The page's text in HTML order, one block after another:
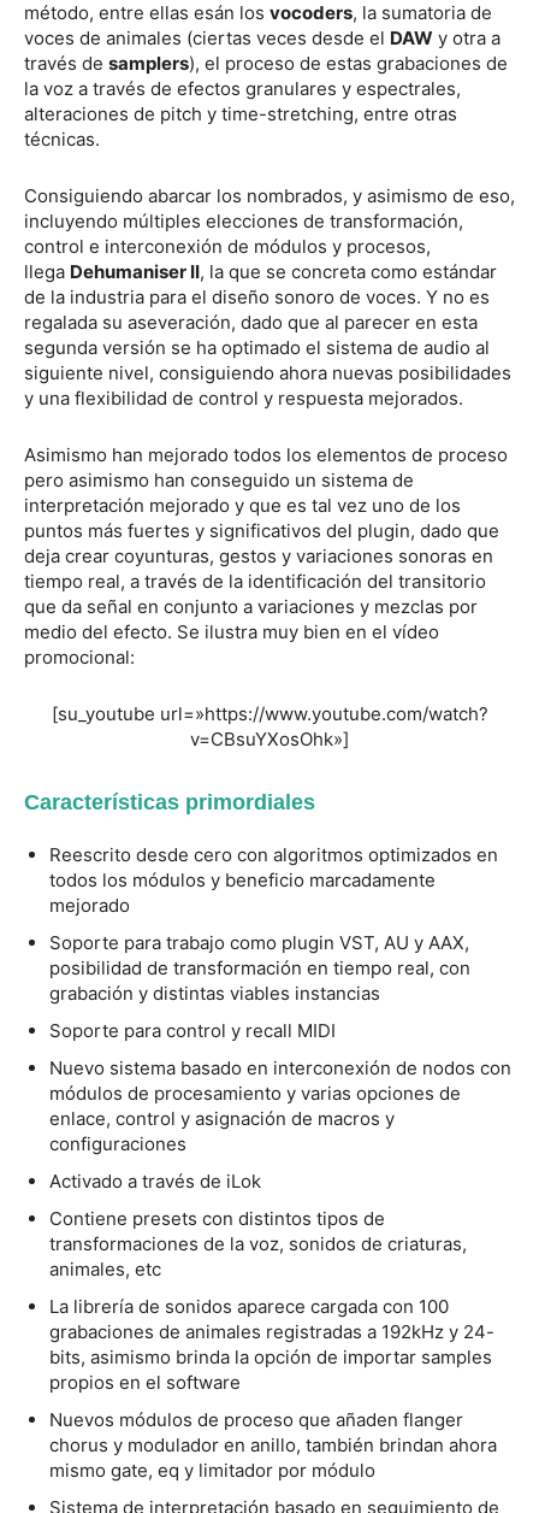
método, entre ellas esán los vocoders, la sumatoria de
voces de animales (ciertas veces desde el DAW y otra a
través de samplers), el proceso de estas grabaciones de
la voz a través de efectos granulares y espectrales,
alteraciones de pitch y time-stretching, entre otras
técnicas.
Consiguiendo abarcar los nombrados, y asimismo de eso,
incluyendo múltiples elecciones de transformación,
control e interconexión de módulos y procesos,
llega Dehumaniser II, la que se concreta como estándar
de la industria para el diseño sonoro de voces. Y no es
regalada su aseveración, dado que al parecer en esta
segunda versión se ha optimado el sistema de audio al
siguiente nivel, consiguiendo ahora nuevas posibilidades
y una flexibilidad de control y respuesta mejorados.
Asimismo han mejorado todos los elementos de proceso
pero asimismo han conseguido un sistema de
interpretación mejorado y que es tal vez uno de los
puntos más fuertes y significativos del plugin, dado que
deja crear coyunturas, gestos y variaciones sonoras en
tiempo real, a través de la identificación del transitorio
que da señal en conjunto a variaciones y mezclas por
medio del efecto. Se ilustra muy bien en el vídeo
promocional:
[su_youtube url=»https://www.youtube.com/watch?
v=CBsuYXosOhk»]
Características primordiales
Reescrito desde cero con algoritmos optimizados en
todos los módulos y beneficio marcadamente
mejorado
Soporte para trabajo como plugin VST, AU y AAX,
posibilidad de transformación en tiempo real, con
grabación y distintas viables instancias
Soporte para control y recall MIDI
Nuevo sistema basado en interconexión de nodos con
módulos de procesamiento y varias opciones de
enlace, control y asignación de macros y
configuraciones
Activado a través de iLok
Contiene presets con distintos tipos de
transformaciones de la voz, sonidos de criaturas,
animales, etc
La librería de sonidos aparece cargada con 100
grabaciones de animales registradas a 192kHz y 24-
bits, asimismo brinda la opción de importar samples
propios en el software
Nuevos módulos de proceso que añaden flanger
chorus y modulador en anillo, también brindan ahora
mismo gate, eq y limitador por módulo
Sistema de interpretación basado en seguimiento de